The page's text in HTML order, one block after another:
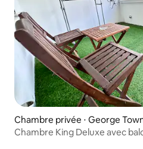
Chambre privée ⋅ George
Chambre King Deluxe avec